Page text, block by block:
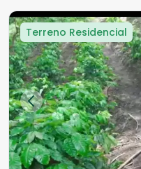
Terreno Residencial